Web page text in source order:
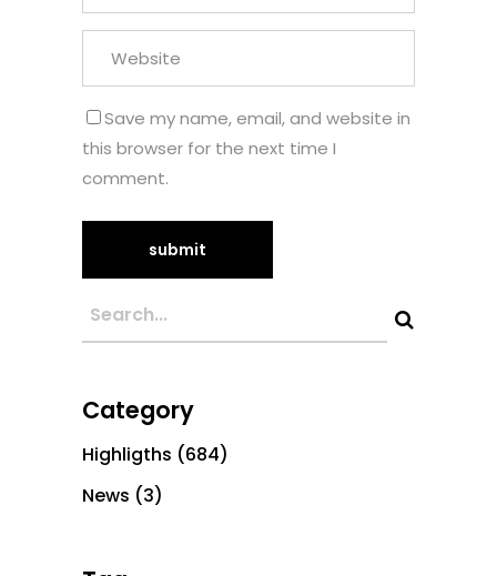
Save my name, email, and website in
this browser for the next time I
comment.
Category
Highligths (684)
News (3)